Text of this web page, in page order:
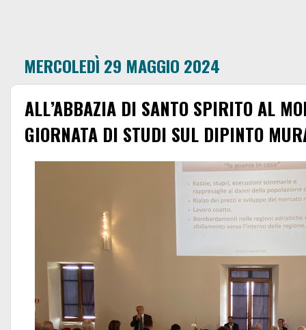
MERCOLEDÌ 29 MAGGIO 2024
ALL’ABBAZIA DI SANTO SPIRITO AL
GIORNATA DI STUDI SUL DIPINTO